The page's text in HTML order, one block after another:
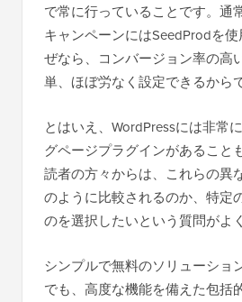
で常に行っていることです。通
キャンペーンにはSeedProdを
ぜなら、コンバージョン率の高
単、ほぼ労なく設定できるから
とはいえ、WordPressには非常
グページプラグインがあること
読者の方々からは、これらの異
のように比較されるのか、特定
のを選択したいという質問がよ
シンプルで無料のソリューショ
でも、高度な機能を備えた包括